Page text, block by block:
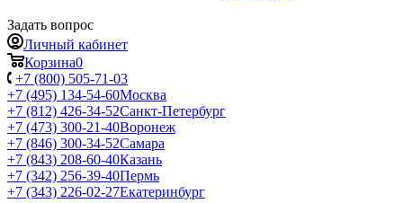
Задать вопрос
Личный кабинет
Корзина0
+7 (800) 505-71-03
+7 (495) 134-54-60Москва
+7 (812) 426-34-52Санкт-Петербург
+7 (473) 300-21-40Воронеж
+7 (846) 300-34-52Самара
+7 (843) 208-60-40Казань
+7 (342) 256-39-40Пермь
+7 (343) 226-02-27Екатеринбург